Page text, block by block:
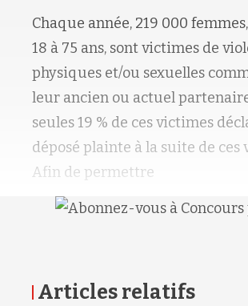
Chaque année, 219 000
18 à 75 ans, sont victimes de
physiques et/ou sexuelles
leur ancien ou actuel
seules 19 % de ces victimes
déposé plainte à la suite de ces
Afin de permettre
Articles relatifs